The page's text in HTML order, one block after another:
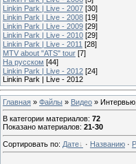
Linkin Park | Live - 2007 [30]
Linkin Park | Live - 2008 [19]
Linkin Park | Live - 2009 [29]
Linkin Park | Live - 2010 [29]
Linkin Park | Live - 2011 [28]
MTV about "ATS" tour [7]
На русском [44]
Linkin Park | Live - 2012 [24]
Linkin Park | Live - 2012
Главная » Файлы » Видео »
В категории материалов: 72
Показано материалов: 21-30
Сортировать по: Дате · Названию ·